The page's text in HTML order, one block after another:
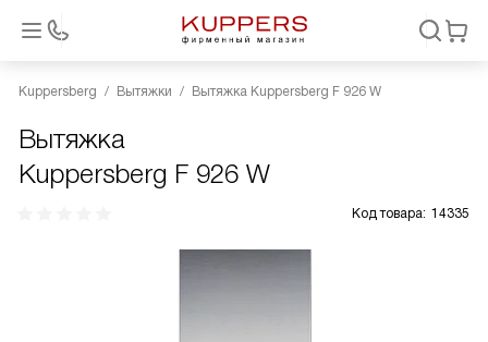
Kuppersberg Вытяжки Вытяжка Kuppersberg F 926 W
Вытяжка
Kuppersberg F 926 W
Код товара: 14335